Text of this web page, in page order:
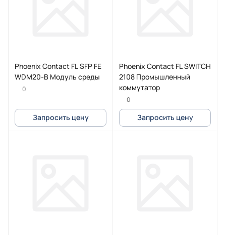
Phoenix Contact FL SFP FE
WDM20-B Модуль среды
0
Запросить цену
Phoenix Contact FL SWITCH
2108 Промышленный
коммутатор
0
Запросить цену